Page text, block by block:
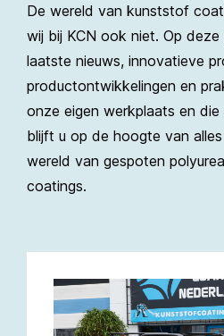
De wereld van kunststof
wij bij KCN ook niet. Op
laatste nieuws, innovatieve
productontwikkelingen en
onze eigen werkplaats en
blijft u op de hoogte van
wereld van gespoten
coatings.